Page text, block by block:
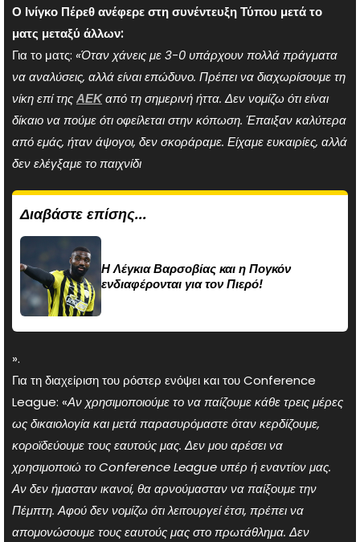
Ο Ινίγκο Πέρεθ ανέφερε στη συνέντευξη Τύπου μετά το
ματς μεταξύ άλλων:
Για το ματς: «Όταν χάνεις με 3-0 υπάρχουν πολλά πράγματα
να αναλύσεις, αλλά είναι επώδυνο. Πρέπει να διαχωρίσουμε τη
νίκη επί τηςΑΕΚαπό τη σημερινή ήττα. Δεν νομίζω ότι είναι
δίκαιο να πούμε ότι οφείλεται στην κόπωση. Έπαιξαν καλύτερα
από εμάς, ήταν άψογοι, δεν σκοράραμε. Είχαμε ευκαιρίες, αλλά
δεν ελέγξαμε το παιχνίδι
Διαβάστε επίσης...
Η Λέγκια Βαρσοβίας και η Πογκόν
ενδιαφέρονται για τον Πιερό!
».
Για τη διαχείριση του ρόστερ ενόψει και του Conference
League: «Αν χρησιμοποιούμε το να παίζουμε κάθε τρεις μέρες
ως δικαιολογία και μετά παρασυρόμαστε όταν κερδίζουμε,
κοροϊδεύουμε τους εαυτούς μας. Δεν μου αρέσει να
χρησιμοποιώ το Conference League υπέρ ή εναντίον μας.
Αν δεν ήμασταν ικανοί, θα αρνούμασταν να παίξουμε την
Πέμπτη. Αφού δεν νομίζω ότι λειτουργεί έτσι, πρέπει να
απομονώσουμε τους εαυτούς μας στο πρωτάθλημα. Δεν